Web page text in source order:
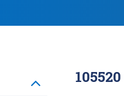
105520